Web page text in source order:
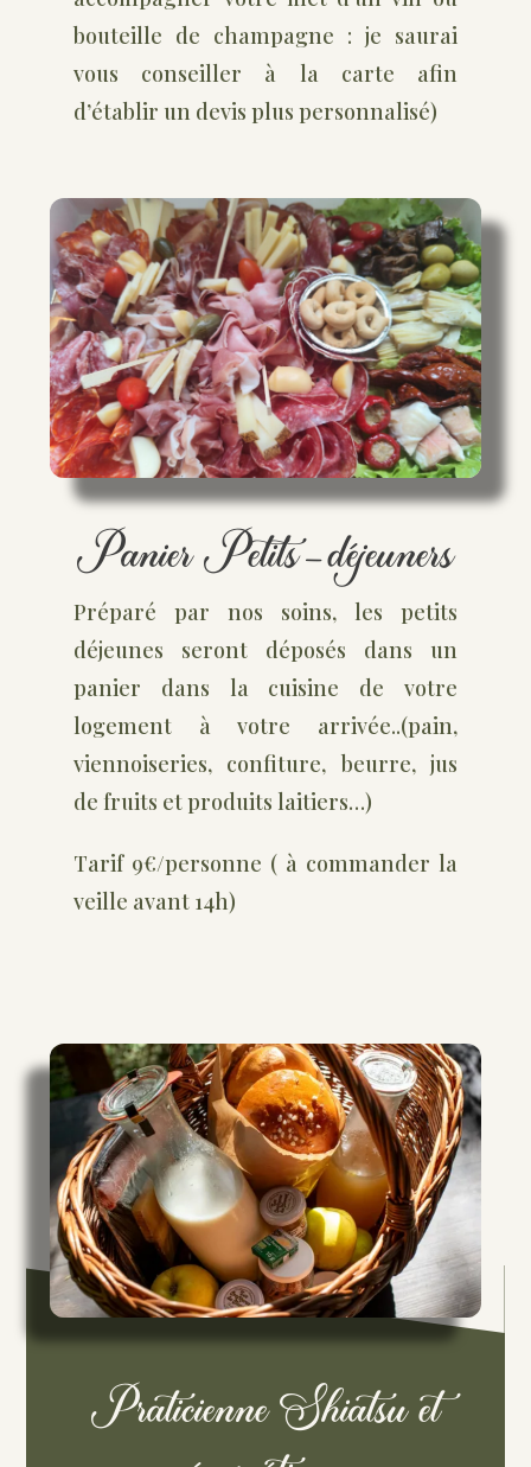
bouteille de champagne : je saurai
vous conseiller à la carte afin
d’établir un devis plus personnalisé)
Panier Petits-déjeuners
Préparé par nos soins, les petits
déjeunes seront déposés dans un
panier dans la cuisine de votre
logement à votre arrivée..(pain,
viennoiseries, confiture, beurre, jus
de fruits et produits laitiers…)
Tarif 9€/personne ( à commander la
veille avant 14h)
Praticienne Shiatsu et